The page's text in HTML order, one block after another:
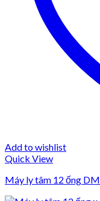
Add to wishlist
Quick View
Máy ly tâm 12 ống